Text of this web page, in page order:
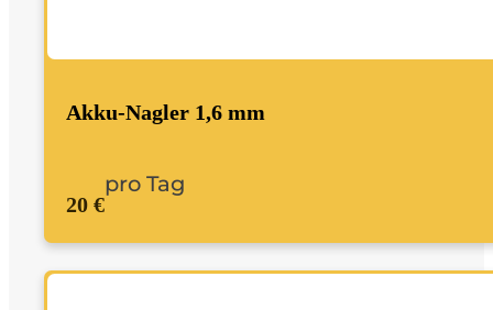
Akku-Nagler 1,6 mm
20 €
pro Tag